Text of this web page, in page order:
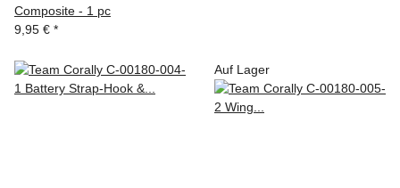
Composite - 1 pc
9,95 € *
Auf Lager